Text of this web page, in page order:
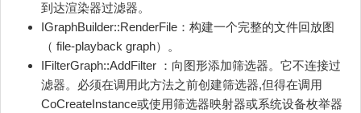
到达渲染器过滤器。
IGraphBuilder::RenderFile：构建一个完整的文件回放图
（ file-playback graph）。
IFilterGraph::AddFilter ：向图形添加筛选器。它不连接过
滤器。必须在调用此方法之前创建筛选器,但得在调用
CoCreateInstance或使用筛选器映射器或系统设备枚举器